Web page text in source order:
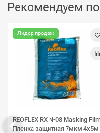
Рекомендуем
Лидер продаж
REOFLEX RX N-08 Masking Film
Пленка защитная 7мкм 4х5м